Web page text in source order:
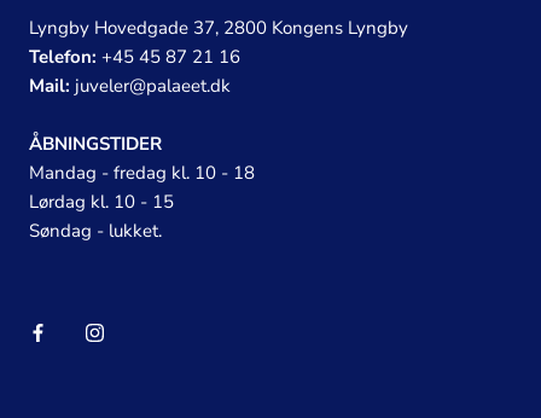
Lyngby Hovedgade 37, 2800 Kongens Lyngby
Telefon: +45 45 87 21 16
Mail: juveler@palaeet.dk
ÅBNINGSTIDER
Mandag - fredag kl. 10 - 18
Lørdag kl. 10 - 15
Søndag - lukket.